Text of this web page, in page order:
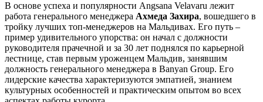
В основе успеха и популярности Angsana Velavaru лежит
работа генерального менеджера Ахмеда Захира, вошедшего в
тройку лучших топ-менеджеров на Мальдивах. Его путь –
пример удивительного упорства: он начал с должности
руководителя прачечной и за 30 лет поднялся по карьерной
лестнице, став первым уроженцем Мальдив, занявшим
должность генерального менеджера в Banyan Group. Его
лидерские качества характеризуются эмпатией, знанием
культурных особенностей и практическим опытом во всех